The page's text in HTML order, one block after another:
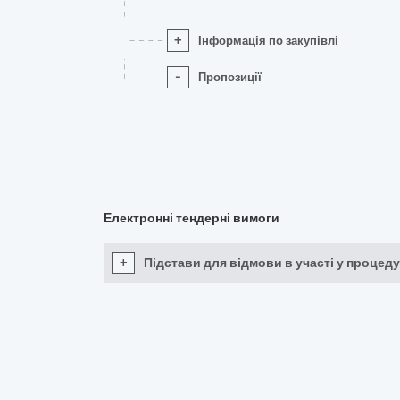
+ Інформація по закупівлі
- Пропозиції
Електронні тендерні вимоги
+ Підстави для відмови в участі у